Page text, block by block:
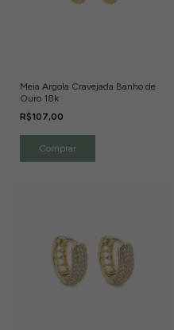
Meia Argola Cravejada Banho de
Ouro 18k
R$107,00